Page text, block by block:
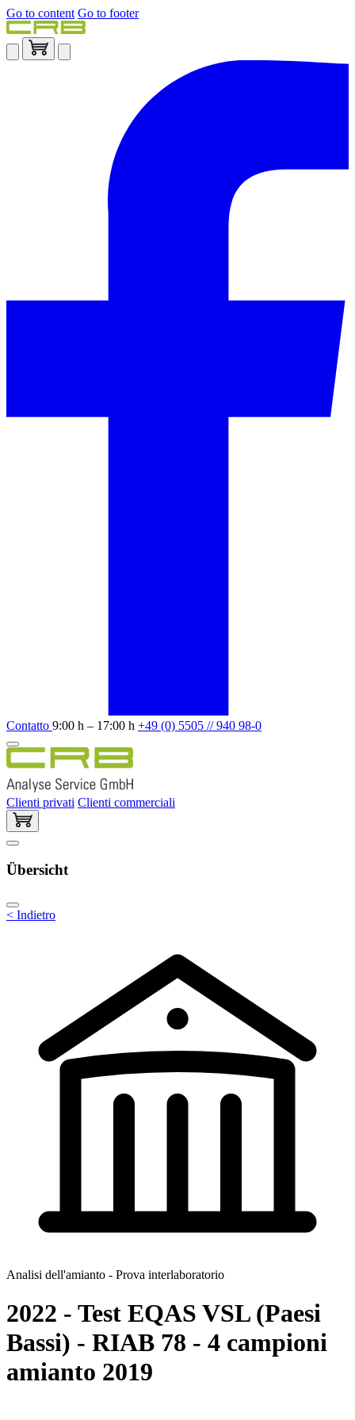
Go to content Go to footer
Contatto 9:00 h – 17:00 h +49 (0) 5505 // 940 98-0
Clienti privati Clienti commerciali
Übersicht
< Indietro
Analisi dell'amianto - Prova interlaboratorio
2022 - Test EQAS VSL (Paesi
Bassi) - RIAB 78 - 4 campioni
amianto 2019